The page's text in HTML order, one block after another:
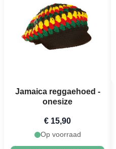
Jamaica reggaehoed -
onesize
€ 15,90
Op voorraad